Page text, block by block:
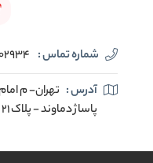
شماره تماس :
آدرس : تهران- م
پاساژ دماوند - پلاک 21